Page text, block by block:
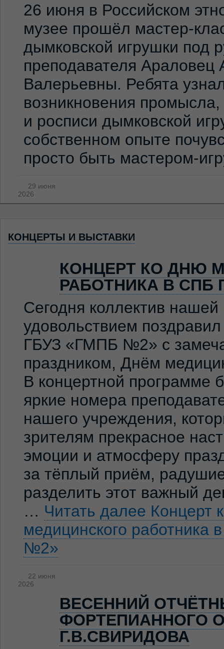
26 июня в Российском
музее прошёл мастер-
дымковской игрушки под
преподавателя Араловец
Валерьевны. Ребята
возникновения
и росписи дымковской
собственном опыте
просто быть мастером-
29 июня
2026
КОНЦЕРТЫ И ВЫСТАВКИ
КОНЦЕРТ КО ДНЮ
РАБОТНИКА В СПБ
Сегодня коллектив
удовольствием
ГБУЗ «ГМПБ №2» с
праздником, Днём
В концертной программе
яркие номера
нашего учреждения,
зрителям прекрасное
эмоции и атмосферу
за тёплый приём,
разделить этот важный
… Читать далее Концерт
медицинского
№2»
22 июня
2026
ВЕСЕННИЙ
ФОРТЕПИАННОГО
Г.В.СВИРИДОВА